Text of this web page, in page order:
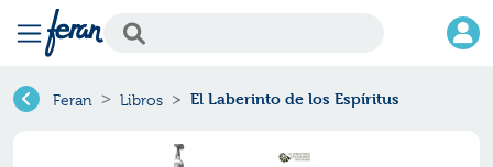
Feran Libros El Laberinto de los Espíritus